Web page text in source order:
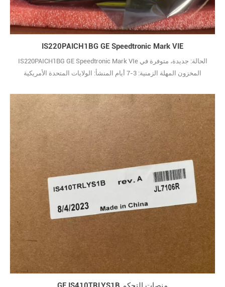
IS220PAICH1BG GE Speedtronic Mark VIE
IS220PAICH1BG GE Speedtronic Mark VIe الحالة: جديدة، متوفرة في
المخزون المهلة الزمنية: 3-7 أيام المنشأ: الولايات المتحدة الأمريكية